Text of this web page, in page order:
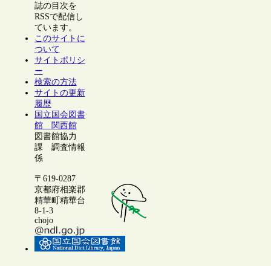
誌の目次を
RSSで配信し
ています。
このサイトに
ついて
サイトポリシ
ー
検索の方法
サイトの更新
履歴
国立国会図書
館 関西館
図書館協力
課 調査情報
係
〒619-0287
京都府相楽郡
精華町精華台
8-1-3
chojo